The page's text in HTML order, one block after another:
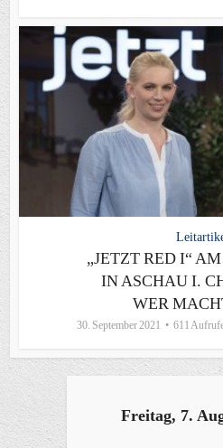
„JETZT RED I“
IN ASCHAU I.
WER
30. September 2021 611
Freitag, 7.